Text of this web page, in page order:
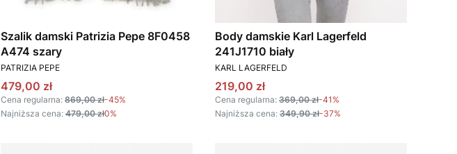
Szalik damski Patrizia Pepe 8F0458
A474 szary
PRODUCENT
PATRIZIA PEPE
Cena promocyjna
479,00 zł
Cena regularna: 869,00 zł-45%
Najniższa cena: 479,00 zł0%
Body damskie Karl Lagerfeld
241J1710 biały
PRODUCENT
KARL LAGERFELD
Cena promocyjna
219,00 zł
Cena regularna: 369,00 zł-41%
Najniższa cena: 349,90 zł-37%